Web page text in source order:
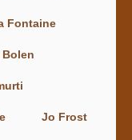
Fontaine
Jo Frost